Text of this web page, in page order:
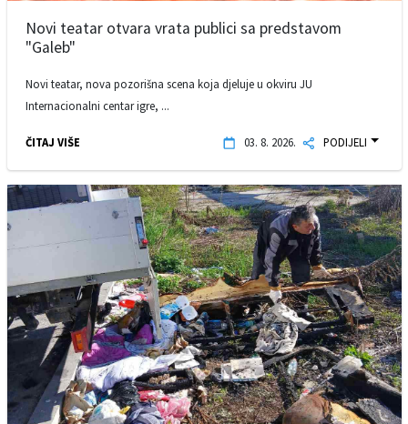
Novi teatar otvara vrata publici sa predstavom
"Galeb"
Novi teatar, nova pozorišna scena koja djeluje u okviru JU
Internacionalni centar igre, ...
ČITAJ VIŠE 03. 8. 2026. PODIJELI